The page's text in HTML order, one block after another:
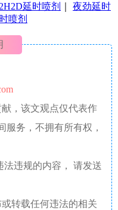
2H2D延时喷剂
夜劲延时
喷剂
，该文观点仅代表作
服务，不拥有所有权，
法违规的内容， 请发送
转载任何违法的相关